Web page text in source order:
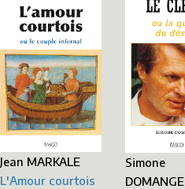
Jean MARKALE
L'Amour courtois
Simone
DOMANGE